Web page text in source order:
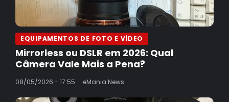
EQUIPAMENTOS DE FOTO E VÍDEO
Mirrorless ou DSLR em 2026: Qual
Câmera Vale Mais a Pena?
08/05/2026 - 17:55 eMania News